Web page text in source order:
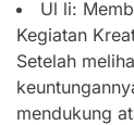
Ul li:
Kegiatan
Setelah
mendukung